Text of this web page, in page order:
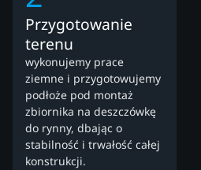
Przygotowanie
terenu
wykonujemy prace
ziemne i przygotowujemy
podłoże pod montaż
zbiornika na deszczówkę
do rynny, dbając o
stabilność i trwałość całej
konstrukcji.